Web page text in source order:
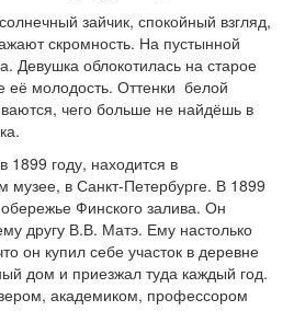
зайчик, спокойный взгляд,
скромность. На пустынной
Девушка облокотилась на старое
молодость. Оттенки белой
чего больше не найдёшь в
1899 году, находится в
музее, в Санкт-Петербурге. В 1899
Финского залива. Он
другу В.В. Матэ. Ему настолько
он купил себе участок в деревне
дом и приезжал туда каждый год.
академиком, профессором